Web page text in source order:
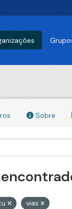
Sobre
vias